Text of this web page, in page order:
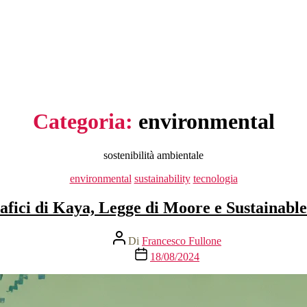
Categoria: environmental
sostenibilità ambientale
Categorie
environmental sustainability tecnologia
di Kaya, Legge di Moore e
Autore
articolo
Di Francesco Fullone
Data
dell'articolo
18/08/2024